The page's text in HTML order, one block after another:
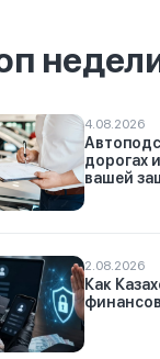
4.08.2026
дорогах
вашей
2.08.2026
Как